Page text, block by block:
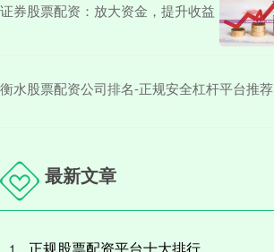
证券股票配资：放大资金，提升收益
衡水股票配资公司排名-正规安全杠杆平台推荐
最新文章
1、 正规股票配资平台十大排行